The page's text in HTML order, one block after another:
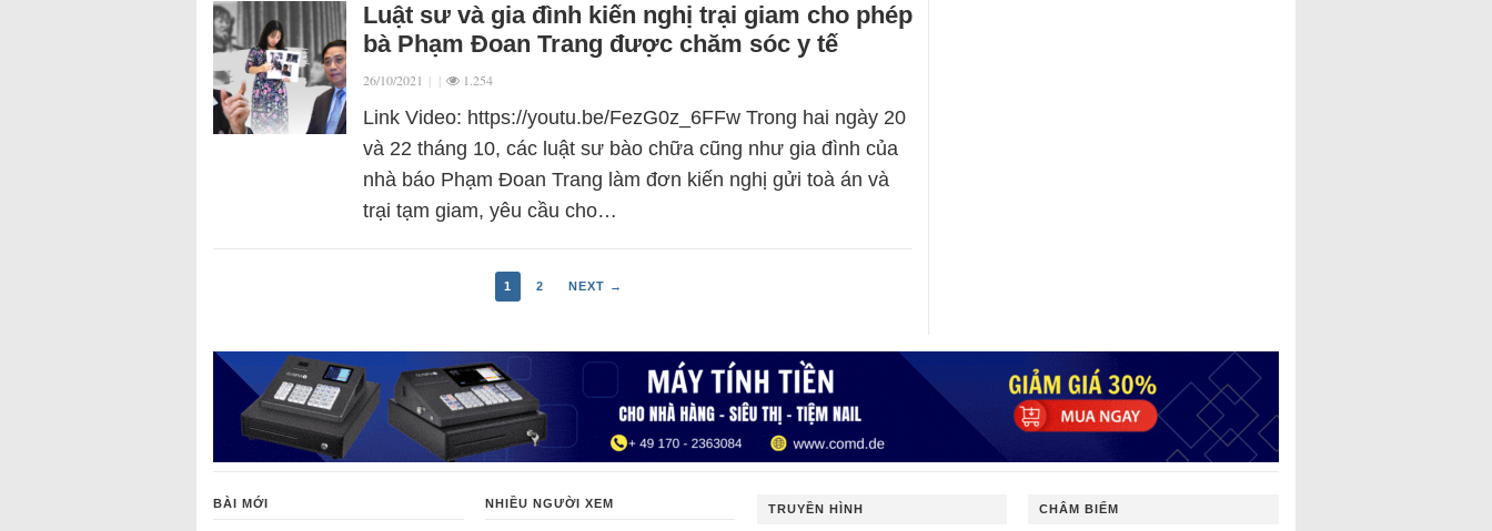
Luật sư và gia đình kiến nghị trại giam cho phép
bà Phạm Đoan Trang được chăm sóc y tế
26/10/2021 | | 1.254
Link Video: https://youtu.be/FezG0z_6FFw Trong hai ngày 20
và 22 tháng 10, các luật sư bào chữa cũng như gia đình của
nhà báo Phạm Đoan Trang làm đơn kiến nghị gửi toà án và
trại tạm giam, yêu cầu cho…
1 2 NEXT →
BÀI MỚI NHIỀU NGƯỜI XEM TRUYỀN HÌNH CHÂM BIẾM